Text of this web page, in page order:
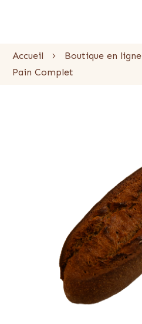
Accueil Boutique en ligne
Pain Complet